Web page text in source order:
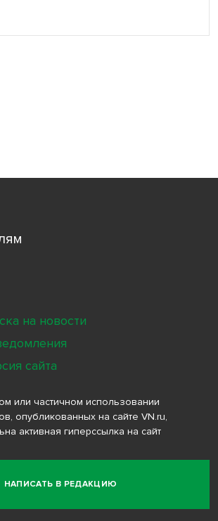
НАПИСАТЬ В РЕДАКЦИЮ
или частичном использовании
опубликованных на сайте VN.ru,
активная гиперссылка на сайт
на новости
сайта